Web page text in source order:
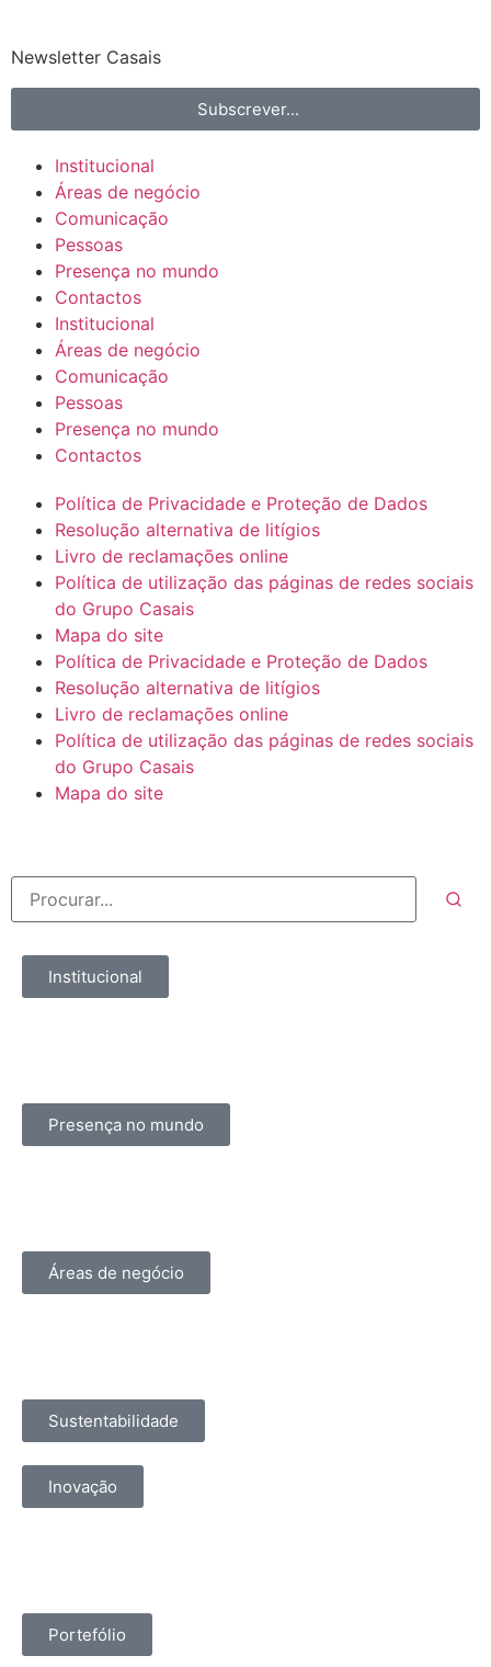
Newsletter Casais
Subscrever...
Institucional
Áreas de negócio
Comunicação
Pessoas
Presença no mundo
Contactos
Institucional
Áreas de negócio
Comunicação
Pessoas
Presença no mundo
Contactos
Política de Privacidade e Proteção de Dados
Resolução alternativa de litígios
Livro de reclamações online
Política de utilização das páginas de redes sociais
do Grupo Casais
Mapa do site
Política de Privacidade e Proteção de Dados
Resolução alternativa de litígios
Livro de reclamações online
Política de utilização das páginas de redes sociais
do Grupo Casais
Mapa do site
Institucional
Presença no mundo
Áreas de negócio
Sustentabilidade
Inovação
Portefólio